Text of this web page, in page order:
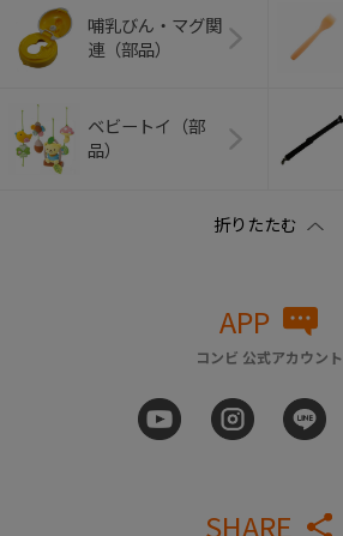
哺乳びん・マグ関
連（部品）
ベビートイ（部
品）
APP
コンビ 公式アカウント
SHARE